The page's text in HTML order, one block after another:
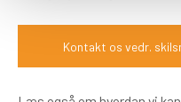
Kontakt os vedr.